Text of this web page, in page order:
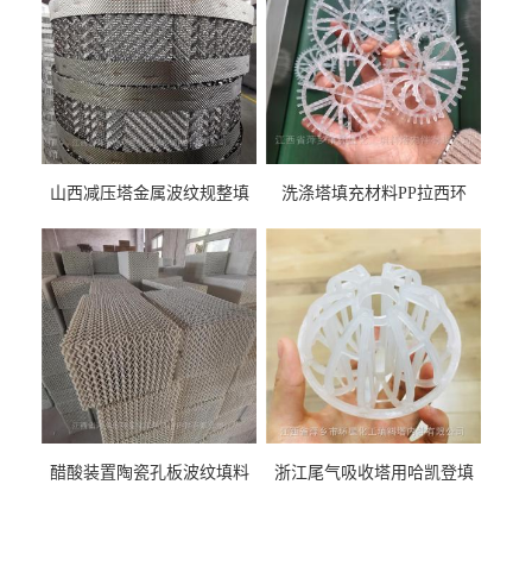
山西减压塔金属波纹规整填
料
洗涤塔填充材料PP拉西环
醋酸装置陶瓷孔板波纹填料
浙江尾气吸收塔用哈凯登填